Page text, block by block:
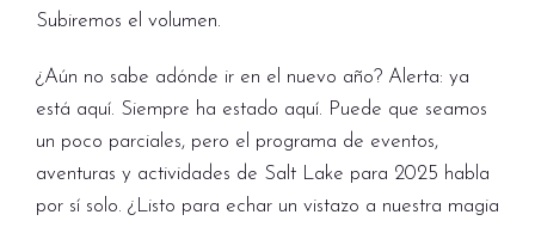
Subiremos el volumen.
¿Aún no sabe adónde ir en el nuevo año? Alerta: ya
está aquí. Siempre ha estado aquí. Puede que seamos
un poco parciales, pero el programa de eventos,
aventuras y actividades de Salt Lake para 2025 habla
por sí solo. ¿Listo para echar un vistazo a nuestra magia